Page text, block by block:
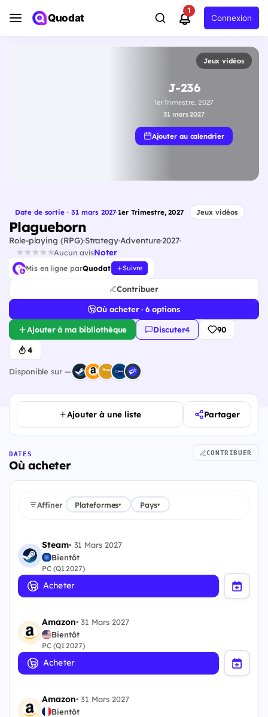
Quodat
1
Connexion
Jeux vidéos
J-236
1er Trimestre, 2027
31 mars 2027
Ajouter au calendrier
Date de sortie · 31 mars 2027·1er Trimestre, 2027 Jeux vidéos
Plagueborn
Role-playing (RPG)Strategy Adventure 2027
Aucun avisNoter
Mis en ligne parQuodat Suivre
Contribuer
Où acheter · 6 options
Ajouter à ma bibliothèque Discuter·4 90
4
Disponible sur —
Ajouter à une liste Partager
DATES
Où acheter
CONTRIBUER
Affiner Plateformes▾ Pays▾
Steam• 31 Mars 2027
Bientôt
PC (Q1 2027)
Acheter
Amazon•31 Mars 2027
Bientôt
PC (Q1 2027)
Acheter
Amazon•31 Mars 2027
Bientôt